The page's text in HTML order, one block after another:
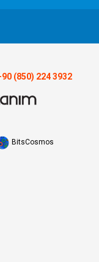
(850) 224 3932
BitsCosmos